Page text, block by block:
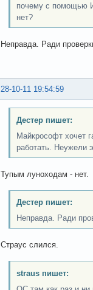
почему с помощью
нет?
Неправда. Ради
28-10-11 19:54:59
Дестер пишет:
Майкрософт хочет
работать. Неужели
Тупым луноходам - нет.
Дестер пишет:
Неправда. Ради
Страус слился.
straus пишет: